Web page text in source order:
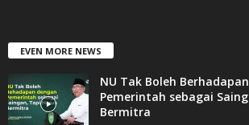
EVEN MORE NEWS
NU Tak Boleh
Pemerintah sebagai
Bermitra